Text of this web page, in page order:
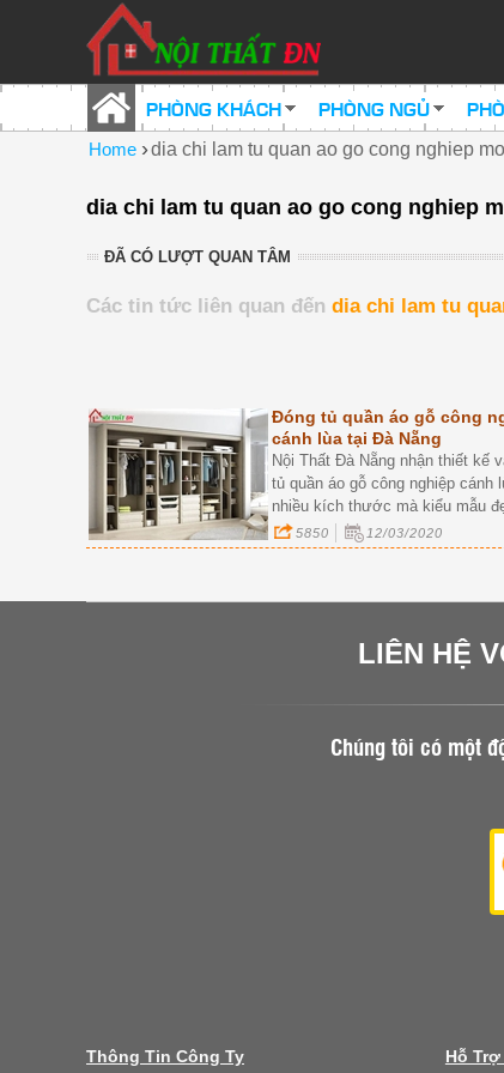
PHÒNG KHÁCH PHÒNG NGỦ
Home ›dia chi lam tu quan ao go cong nghiep
dia chi lam tu quan ao go cong nghiep
ĐÃ CÓ LƯỢT QUAN TÂM
Các tin tức liên quan đến dia chi lam tu
Đóng tủ quần áo gỗ công
cánh lùa tại Đà Nẵng
Nội Thất Đà Nẵng nhận thiết kế
tủ quần áo gỗ công nghiệp cánh
nhiều kích thước mà kiểu mẫu
đại mang lại cho bạn một tủ áo
lợi trong phòng ngủ của bạn.
5850 12/03/2020
LIÊN HỆ
Chúng tôi có một
Thông Tin Công Ty Hỗ